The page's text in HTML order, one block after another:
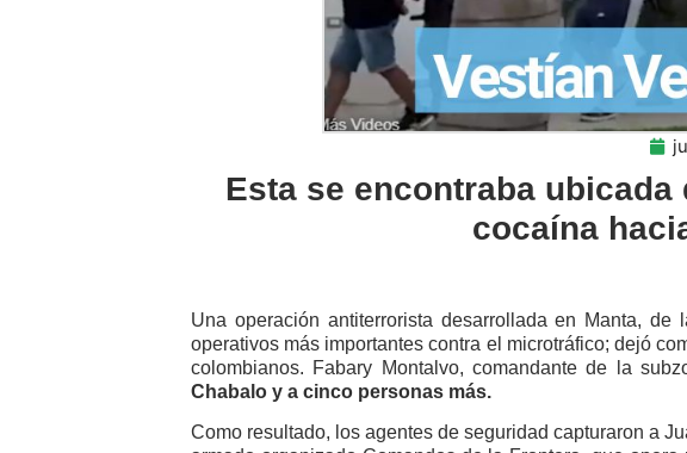
Esta se encontraba
cocaína
Una operación antiterrorista desarrollada en Manta,
operativos más importantes contra el microtráfico; dejó
colombianos. Fabary Montalvo, comandante de la
Chabalo y a cinco personas más.
Como resultado, los agentes de seguridad capturaron a